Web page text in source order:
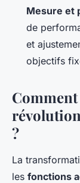
Mesure et
de
et
objectifs
?
La
les fonctions